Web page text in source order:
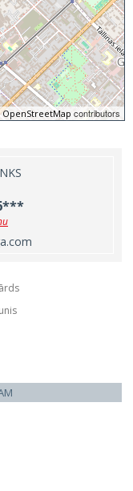
OpenStreetMap contributors